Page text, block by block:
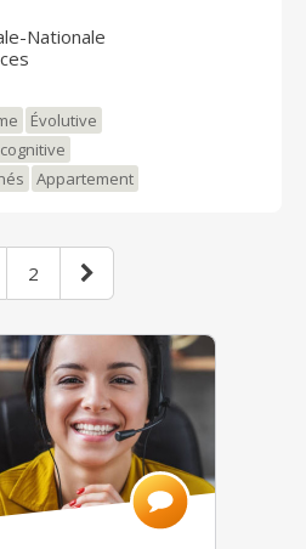
notre personnel qualité
services, une cuisine
des soins à la hauteur de
Nationale
Évolutive
Appartement
2